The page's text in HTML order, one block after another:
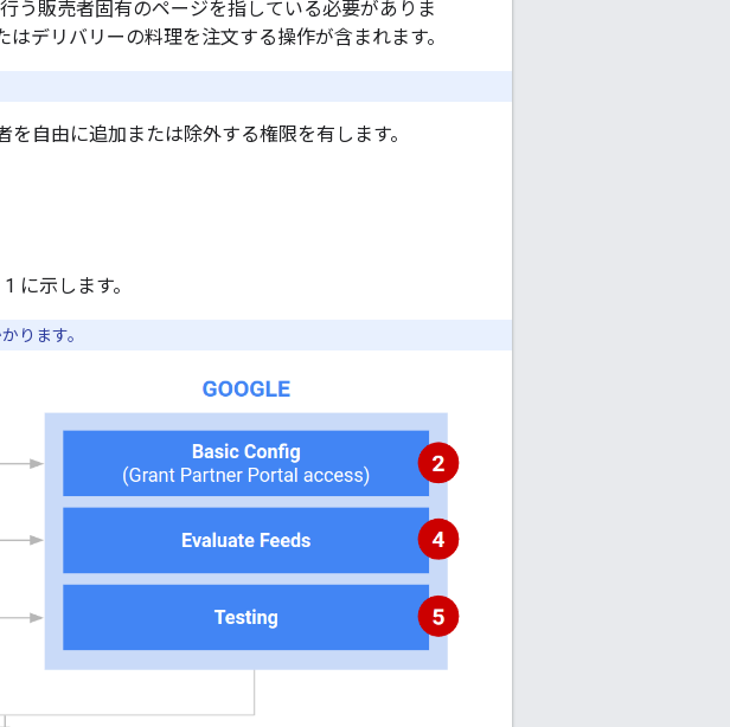
う販売者固有のページを指している必要がありま
デリバリーの料理を注文する操作が含まれます。
自由に追加または除外する権限を有します。
に示します。
ります。